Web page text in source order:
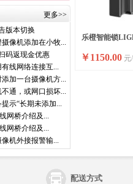
更多>>
版本切换
像机添加在小牧...
码返现金优惠
线网络连接互...
加一台摄像机方...
通，或网口损坏...
示“长期未添加...
网桥介绍及...
网桥介绍及...
机外接报警输...
乐橙智能锁
动防盗锁体
￥1150.00 元
配送方式